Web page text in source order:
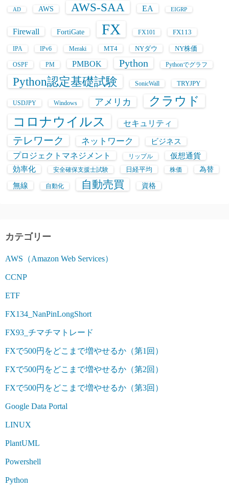
AD AWS AWS-SAA EA EIGRP
Firewall FortiGate FX FX101 FX113
IPA IPv6 Meraki MT4 NYダウ NY株価
OSPF PM PMBOK Python Pythonでグラフ
Python認定基礎試験 SonicWall TRYJPY
USDJPY Windows アメリカ クラウド
コロナウイルス セキュリティ
テレワーク ネットワーク ビジネス
プロジェクトマネジメント リップル 仮想通貨
効率化 安全確保支援士試験 日経平均 株価 為替
無線 自動化 自動売買 資格
カテゴリー
AWS（Amazon Web Services）
CCNP
ETF
FX134_NanPinLongShort
FX93_チマチマトレード
FXで500円をどこまで増やせるか（第1回）
FXで500円をどこまで増やせるか（第2回）
FXで500円をどこまで増やせるか（第3回）
Google Data Portal
LINUX
PlantUML
Powershell
Python